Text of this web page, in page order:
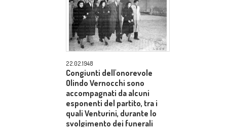
22.02.1948
Congiunti dell'onorevole
Olindo Vernocchi sono
accompagnati da alcuni
esponenti del partito, tra i
quali Venturini, durante lo
svolgimento dei funerali